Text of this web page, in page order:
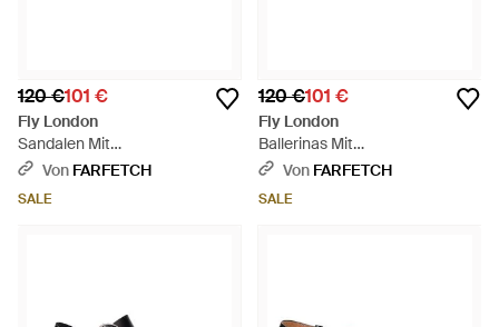
120 €101 €
Fly London
Sandalen Mit
Schnallenverschluss - Schwarz
Von FARFETCH
SALE
120 €101 €
Fly London
Ballerinas Mit
Schnallenverschluss - Rot
Von FARFETCH
SALE